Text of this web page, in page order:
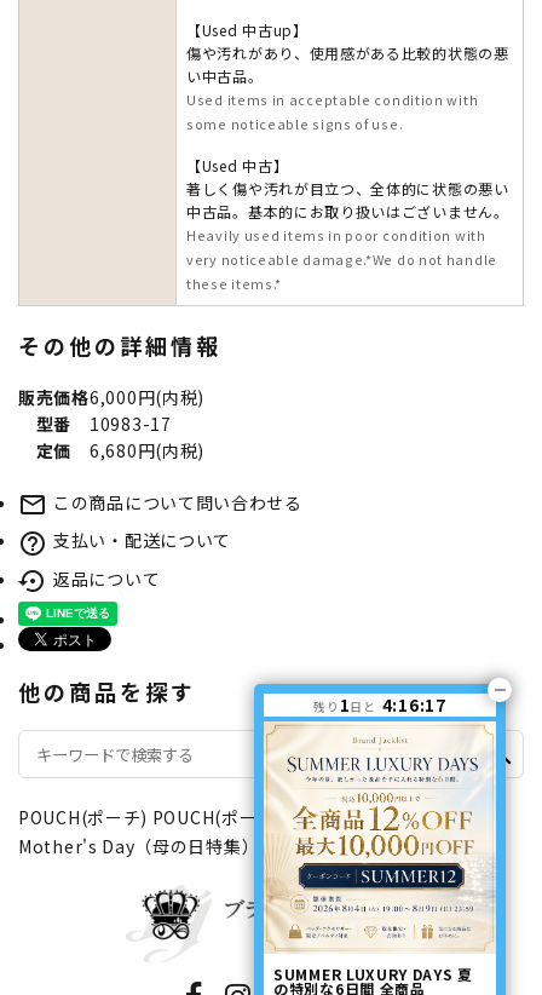
【Used 中古up】
傷や汚れがあり、使用感がある比較的状態の悪
い中古品。
Used items in acceptable condition with
some noticeable signs of use.
【Used 中古】
著しく傷や汚れが目立つ、全体的に状態の悪い
中古品。基本的にお取り扱いはございません。
Heavily used items in poor condition with
very noticeable damage.*We do not handle
these items.*
その他の詳細情報
販売価格6,000円(内税)
型番
10983-17
定価
6,680円(内税)
mail_outline この商品について問い合わせる
help_outline 支払い・配送について
settings_backup_restore 返品について
他の商品を探す
search
POUCH(ポーチ) POUCH(ポーチ) ファスナータイプ
Mother's Day（母の日特集）
残り 1日と 4:16:17
SUMMER LUXURY DAYS 夏
の特別な6日間 全商品